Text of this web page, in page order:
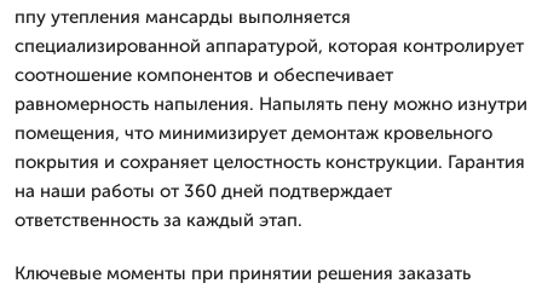
ппу утепления мансарды выполняется
специализированной аппаратурой, которая контролирует
соотношение компонентов и обеспечивает
равномерность напыления. Напылять пену можно изнутри
помещения, что минимизирует демонтаж кровельного
покрытия и сохраняет целостность конструкции. Гарантия
на наши работы от 360 дней подтверждает
ответственность за каждый этап.
Ключевые моменты при принятии решения заказать